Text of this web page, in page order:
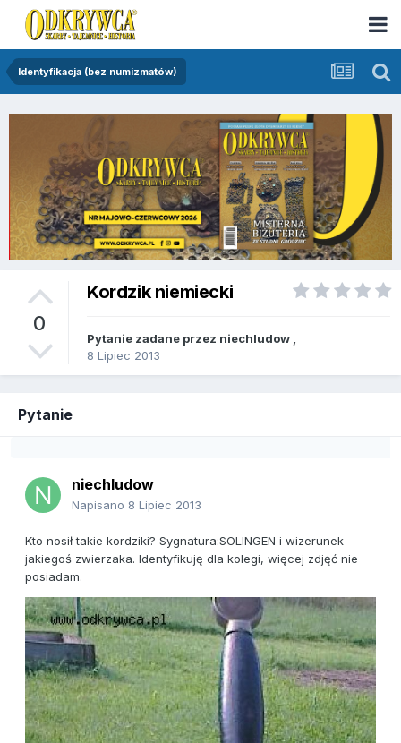
Identyfikacja (bez numizmatów)
0
Kordzik niemiecki
Pytanie zadane przez niechludow
8 Lipiec 2013
Pytanie
niechludow
Napisano 8 Lipiec 2013
Kto nosił takie kordziki? Sygnatura:SOLINGEN i wizerunek
jakiegoś zwierzaka. Identyfikuję dla kolegi, więcej zdjęć nie
posiadam.